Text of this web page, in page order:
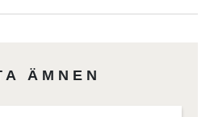
ÄMNEN